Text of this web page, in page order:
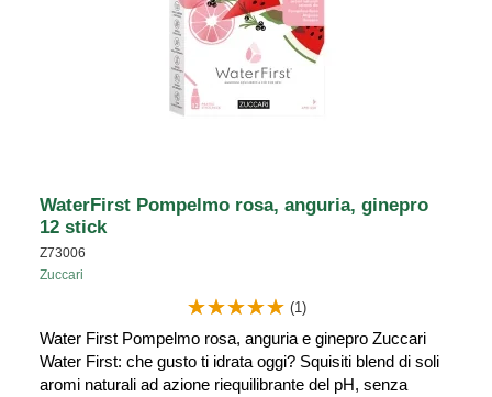
WaterFirst Pompelmo rosa, anguria, ginepro
12 stick
Z73006
Zuccari
(1)
Water First Pompelmo rosa, anguria e ginepro Zuccari
Water First: che gusto ti idrata oggi? Squisiti blend di soli
aromi naturali ad azione riequilibrante del pH, senza